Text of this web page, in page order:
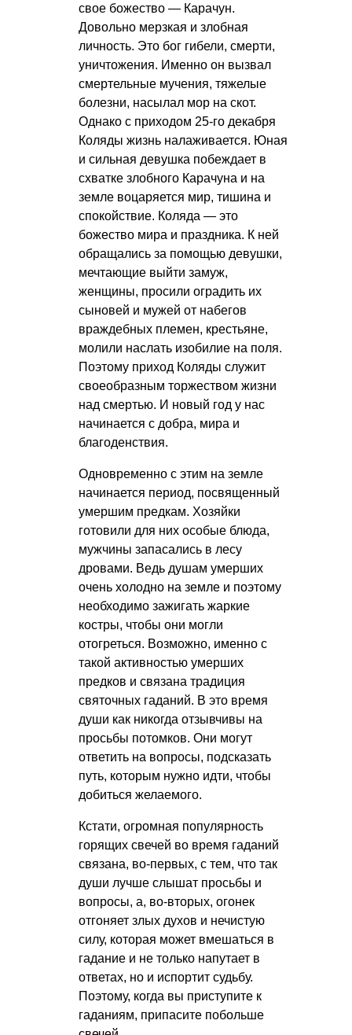
свое божество — Карачун.
Довольно мерзкая и злобная
личность. Это бог гибели, смерти,
уничтожения. Именно он вызвал
смертельные мучения, тяжелые
болезни, насылал мор на скот.
Однако с приходом 25-го декабря
Коляды жизнь налаживается. Юная
и сильная девушка побеждает в
схватке злобного Карачуна и на
земле воцаряется мир, тишина и
спокойствие. Коляда — это
божество мира и праздника. К ней
обращались за помощью девушки,
мечтающие выйти замуж,
женщины, просили оградить их
сыновей и мужей от набегов
враждебных племен, крестьяне,
молили наслать изобилие на поля.
Поэтому приход Коляды служит
своеобразным торжеством жизни
над смертью. И новый год у нас
начинается с добра, мира и
благоденствия.
Одновременно с этим на земле
начинается период, посвященный
умершим предкам. Хозяйки
готовили для них особые блюда,
мужчины запасались в лесу
дровами. Ведь душам умерших
очень холодно на земле и поэтому
необходимо зажигать жаркие
костры, чтобы они могли
отогреться. Возможно, именно с
такой активностью умерших
предков и связана традиция
святочных гаданий. В это время
души как никогда отзывчивы на
просьбы потомков. Они могут
ответить на вопросы, подсказать
путь, которым нужно идти, чтобы
добиться желаемого.
Кстати, огромная популярность
горящих свечей во время гаданий
связана, во-первых, с тем, что так
души лучше слышат просьбы и
вопросы, а, во-вторых, огонек
отгоняет злых духов и нечистую
силу, которая может вмешаться в
гадание и не только напутает в
ответах, но и испортит судьбу.
Поэтому, когда вы приступите к
гаданиям, припасите побольше